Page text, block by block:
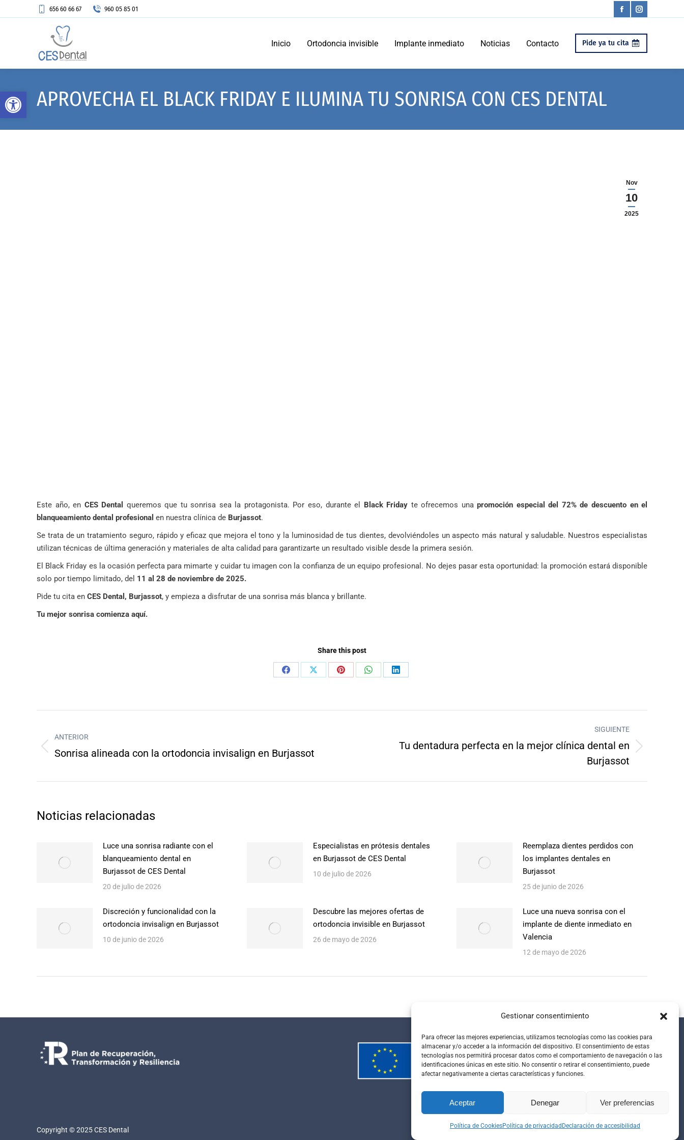
Gestionar consentimiento
Para ofrecer las mejores experiencias, utilizamos tecnologías como las cookies para
almacenar y/o acceder a la información del dispositivo. El consentimiento de estas
tecnologías nos permitirá procesar datos como el comportamiento de navegación o las
identificaciones únicas en este sitio. No consentir o retirar el consentimiento, puede
afectar negativamente a ciertas características y funciones.
Aceptar Denegar Ver preferencias
Política de CookiesPolítica de privacidad Declaración de accesibilidad
656 60 66 67 960 05 85 01
Facebook
página
nueva
Instagram
página
se
nueva
Inicio Ortodoncia invisible Implante inmediato Noticias Contacto Pide ya tu cita
APROVECHA EL BLACK FRIDAY E ILUMINA TU SONRISA CON CES DENTAL
Nov
10
2025
Este año, en CES Dental queremos que tu sonrisa sea la protagonista. Por eso, durante el Black Friday te ofrecemos unapromoción especial del 72% de descuento en el
blanqueamiento dental profesional en nuestra clínica de Burjassot.
Se trata de un tratamiento seguro, rápido y eficaz que mejora el tono y la luminosidad de tus dientes, devolviéndoles un aspecto más natural y saludable. Nuestros especialistas
utilizan técnicas de última generación y materiales de alta calidad para garantizarte un resultado visible desde la primera sesión.
El Black Friday es la ocasión perfecta para mimarte y cuidar tu imagen con la confianza de un equipo profesional. No dejes pasar esta oportunidad: la promoción estará disponible
solo por tiempo limitado, del 11 al 28 de noviembre de 2025.
Pide tu cita en CES Dental, Burjassot, y empieza a disfrutar de una sonrisa más blanca y brillante.
Tu mejor sonrisa comienza aquí.
Share this post
CompartirCompartirCompartirCompartirCompartir
de
entradas
ANTERIOR
Entrada
Sonrisa alineada con la ortodoncia invisalign en Burjassot
SIGUIENTE
Tu dentadura perfecta en la mejor clínica dental en
Burjassot
Noticias relacionadas
Luce una sonrisa radiante con el
blanqueamiento dental en
Burjassot de CES Dental
20 de julio de 2026
Especialistas en prótesis dentales
en Burjassot de CES Dental
10 de julio de 2026
Reemplaza dientes perdidos con
los implantes dentales en
Burjassot
25 de junio de 2026
Discreción y funcionalidad con la
ortodoncia invisalign en Burjassot
10 de junio de 2026
Descubre las mejores ofertas de
ortodoncia invisible en Burjassot
26 de mayo de 2026
Luce una nueva sonrisa con el
implante de diente inmediato en
Valencia
12 de mayo de 2026
Copyright © 2025 CES Dental Política de Privacidad|Política de Cookies|Declaración de accesibilidad
Abrir barra de herramientas